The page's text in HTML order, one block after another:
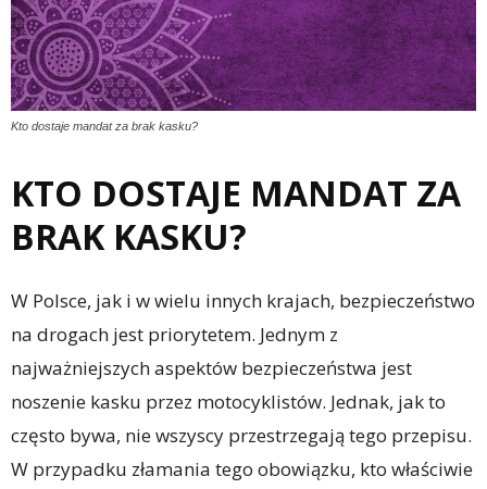
Kto dostaje mandat za brak kasku?
KTO DOSTAJE MANDAT ZA
BRAK KASKU?
W Polsce, jak i w wielu innych krajach, bezpieczeństwo
na drogach jest priorytetem. Jednym z
najważniejszych aspektów bezpieczeństwa jest
noszenie kasku przez motocyklistów. Jednak, jak to
często bywa, nie wszyscy przestrzegają tego przepisu.
W przypadku złamania tego obowiązku, kto właściwie